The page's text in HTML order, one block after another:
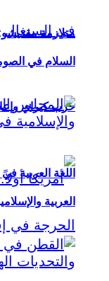
حزب كيراي
السلام في
اللغة العربية
العربية